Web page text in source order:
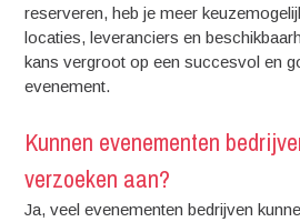
reserveren, heb je meer
locaties, leveranciers en
kans vergroot op een succesvol en
evenement.
Kunnen evenementen
verzoeken aan?
Ja, veel evenementen bedrijven